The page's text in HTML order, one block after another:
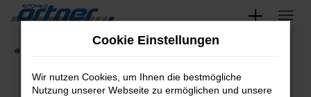
Zum
springen
Cookie Einstellungen
Wir nutzen Cookies, um Ihnen die bestmögliche
Nutzung unserer Webseite zu ermöglichen und unsere